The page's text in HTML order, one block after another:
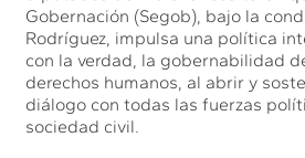
Gobernación (Segob), bajo la
Rodríguez, impulsa una política
con la verdad, la gobernabilidad
derechos humanos, al abrir y
diálogo con todas las fuerzas
sociedad civil.